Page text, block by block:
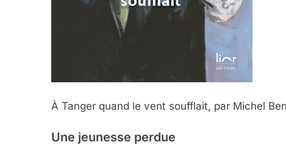
À Tanger quand le vent soufflait, par Michel
Une jeunesse perdue